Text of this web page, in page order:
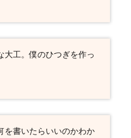
大工。僕のひつぎを作っ
を書いたらいいのかわか